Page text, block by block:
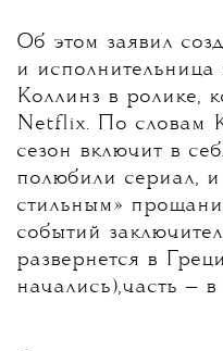
Об этом заявил
и
Коллинз в ролике,
Netflix. По словам
сезон включит в
полюбили сериал,
стильным»
событий
развернется в
начались),часть —